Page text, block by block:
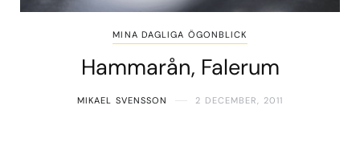
MINA DAGLIGA ÖGONBLICK
Hammarån, Falerum
MIKAEL SVENSSON 2 DECEMBER, 2011